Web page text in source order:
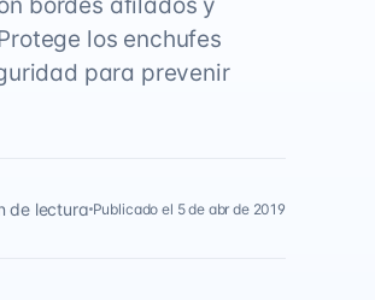
los enchufes
para prevenir
de lectura Publicado el 5 de abr de 2019